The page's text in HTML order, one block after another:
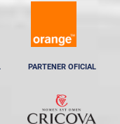
PARTENER OFICIAL